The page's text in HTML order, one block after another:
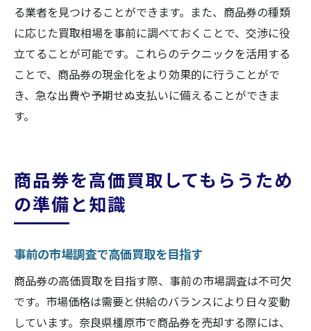
る業者を見つけることができます。また、商品券の種類
に応じた買取相場を事前に調べておくことで、交渉に役
立てることが可能です。これらのテクニックを活用する
ことで、商品券の現金化をより効果的に行うことがで
き、急な出費や予期せぬ支払いに備えることができま
す。
商品券を高価買取してもらうため
の準備と知識
事前の市場調査で高価買取を目指す
商品券の高価買取を目指す際、事前の市場調査は不可欠
です。市場価格は需要と供給のバランスにより日々変動
しています。奈良県橿原市で商品券を売却する際には、